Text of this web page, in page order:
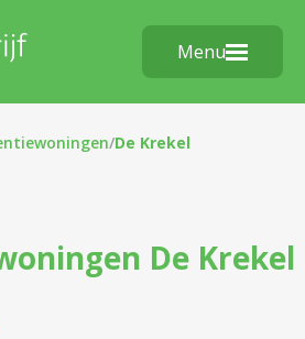
Menu
/De Krekel
De Krekel